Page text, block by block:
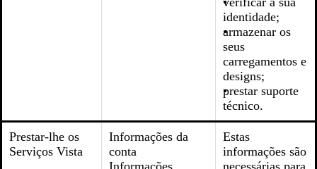
identidade;
armazenar os
seus
carregamentos e
designs;
prestar suporte
técnico.
Prestar-lhe os
Serviços Vista
Informações da
conta
Informações
Estas
informações são
necessárias para